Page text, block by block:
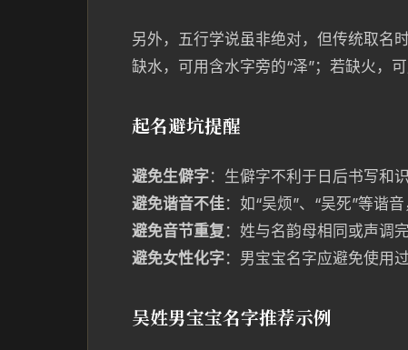
另外，五行学说虽非绝对，但传统取名
缺水，可用含水字旁的“泽”；若缺火，
起名避坑提醒
避免生僻字：生僻字不利于日后书写和
避免谐音不佳：如“吴烦”、“吴死”等谐
避免音节重复 ：姓与名韵母相同或声调
避免女性化字：男宝宝名字应避免使用
吴姓男宝宝名字推荐示例